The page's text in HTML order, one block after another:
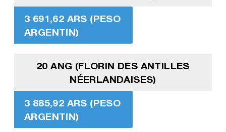
3 691,62 ARS (PESO
ARGENTIN)
20 ANG (FLORIN DES ANTILLES
NÉERLANDAISES)
3 885,92 ARS (PESO
ARGENTIN)